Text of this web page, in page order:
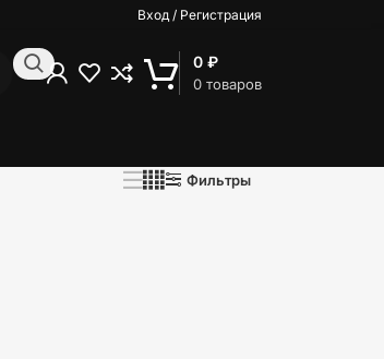
Вход / Регистрация
0 товаров
0 ₽
Фильтры